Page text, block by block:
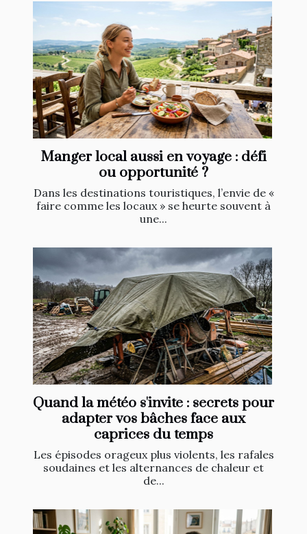
Manger local aussi en voyage : défi
ou opportunité ?
Dans les destinations touristiques, l’envie de «
faire comme les locaux » se heurte souvent à
une...
Quand la météo s'invite : secrets pour
adapter vos bâches face aux
caprices du temps
Les épisodes orageux plus violents, les rafales
soudaines et les alternances de chaleur et
de...